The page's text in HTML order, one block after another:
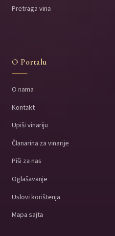
Pretraga vina
O Portalu
O nama
Kontakt
Upiši vinariju
Članarina za vinarije
Piši za nas
Oglašavanje
Uslovi korištenja
Mapa sajta